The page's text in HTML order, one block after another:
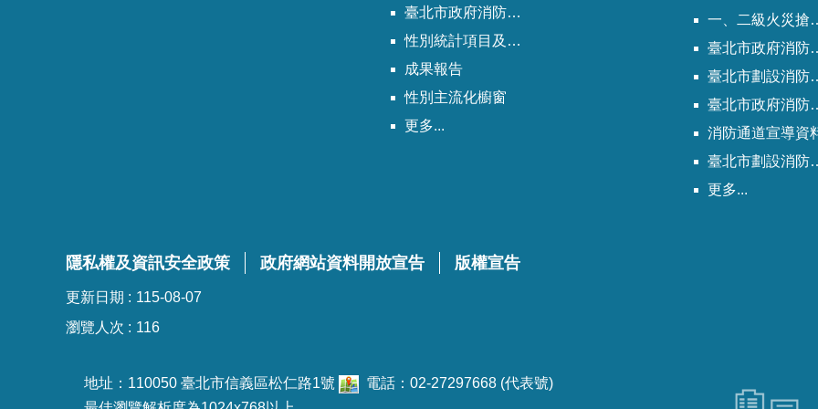
臺北市政府消防局歷次性別平等專案小組會議紀錄
性別統計項目及指標
成果報告
性別主流化櫥窗
更多...
一、二級火災搶救困難地區
臺北市政府消防局劃設消防通道清冊
臺北市劃設消防通道Q&A
臺北市政府消防通道劃設及管理作業程序
消防通道宣導資
臺北市劃設消防通道說帖
更多...
隱私權及資訊安全政策 政府網站資料開放宣告 版權宣告
更新日期
115-08-07
瀏覽人次
116
地址：110050 臺北市信義區松仁路1號
電話：02-27297668 (代表號)